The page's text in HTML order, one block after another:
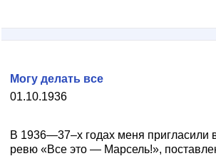
01.10.1936
Могу делать все
В 1936—37–х годах меня пригласили
ревю «Все это — Марсель!»,